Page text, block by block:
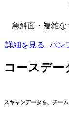
急斜面・複雑な
詳細を見る パン
コースデー
スキャンデータを、チー